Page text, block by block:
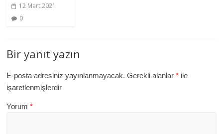
12 Mart 2021
0
Bir yanıt yazın
E-posta adresiniz yayınlanmayacak. Gerekli alanlar* ile
işaretlenmişlerdir
Yorum*